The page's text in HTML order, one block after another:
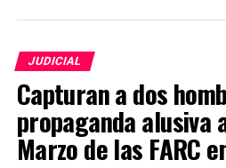
JUDICIAL
Capturan a dos
propaganda alusiva
Marzo de las FARC